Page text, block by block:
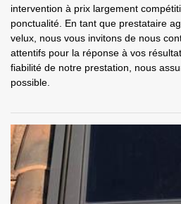
intervention à prix largement
ponctualité. En tant que prestataire
velux, nous vous invitons de nous
attentifs pour la réponse à vos
fiabilité de notre prestation, nous
possible.